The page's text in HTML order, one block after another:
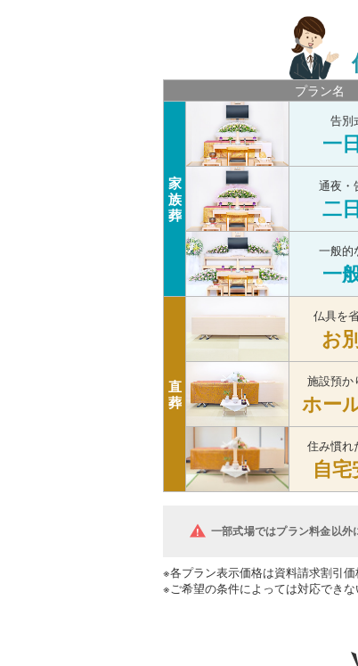
プラン名
家
族
葬
告別
一
通夜・
二
一般的
一
直
葬
仏具を
お
施設預か
ホー
住み慣れ
自
一部式場ではプラン料金以外
※各プラン表示価格は資料請求割引価
※ご希望の条件によっては対応でき